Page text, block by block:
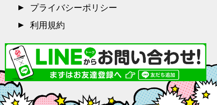
プライバシーポリシー
利用規約